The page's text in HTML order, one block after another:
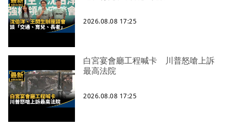
2026.08.08 17:25
白宮宴會廳工程喊卡 川普怒嗆上訴
最高法院
2026.08.08 17:25